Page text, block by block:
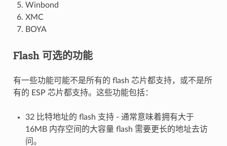
Winbond
XMC
BOYA
Flash 可选的功能
有一些功能可能不是所有的 flash 芯片都支持，或不是所
有的 ESP 芯片都支持。这些功能包括：
32 比特地址的 flash 支持 - 通常意味着拥有大于
16MB 内存空间的大容量 flash 需要更长的地址去访
问。